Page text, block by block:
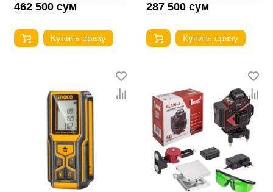
462 500 сум
Купить сразу
287 500 сум
Купить сразу